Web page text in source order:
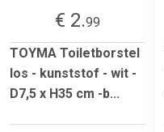
€ 2.99
TOYMA Toiletborstel
los - kunststof - wit -
D7,5 x H35 cm -b...